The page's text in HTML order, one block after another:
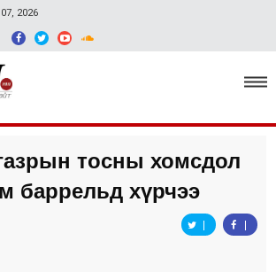
2026
Улс төр, эдийн засаг
Гэмт хэрэг
тосны хомсдол
баррельд хүрчээ